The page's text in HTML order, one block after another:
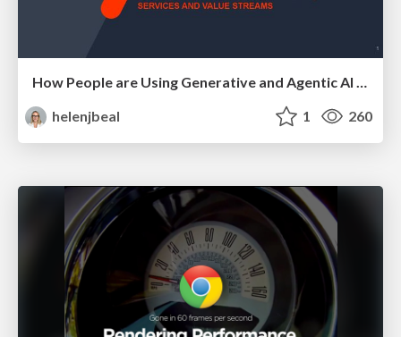
How People are Using Generative and Agentic AI to Supercharge Their Products, Projects, Services and Value Streams Today
helenjbeal
1 260